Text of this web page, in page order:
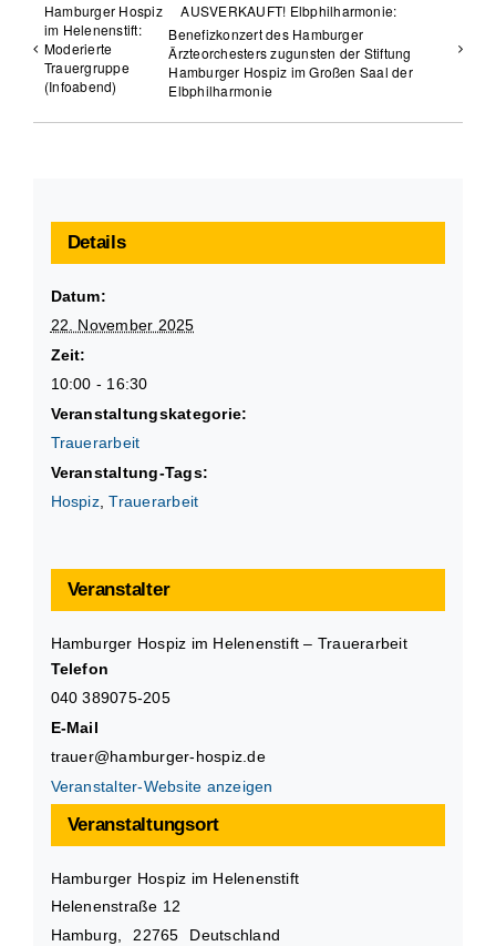
Hamburger Hospiz
im Helenenstift:
Moderierte
Trauergruppe
(Infoabend)
AUSVERKAUFT! Elbphilharmonie:
Benefizkonzert des Hamburger
Ärzteorchesters zugunsten der Stiftung
Hamburger Hospiz im Großen Saal der
Elbphilharmonie
Details
Datum:
22. November 2025
Zeit:
10:00 - 16:30
Veranstaltungskategorie:
Trauerarbeit
Veranstaltung-Tags:
Hospiz,Trauerarbeit
Veranstaltungsort
Hamburger Hospiz im Helenenstift
Helenenstraße 12
Hamburg, 22765
Deutschland
Veranstalter
Hamburger Hospiz im Helenenstift – Trauerarbeit
Telefon
040 389075-205
E-Mail
trauer@hamburger-hospiz.de
Veranstalter-Website anzeigen